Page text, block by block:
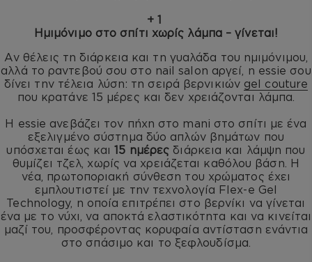
+ 1
Ημιμόνιμο στο σπίτι χωρίς λάμπα – γίνεται!
Αν θέλεις τη διάρκεια και τη γυαλάδα του ημιμόνιμου,
αλλά το ραντεβού σου στο nail salon αργεί, η essie σου
δίνει την τέλεια λύση: τη σειρά βερνικιών gel couture
που κρατάνε 15 μέρες και δεν χρειάζονται λάμπα.
Η essie ανεβάζει τον πήχη στο mani στο σπίτι με ένα
εξελιγμένο σύστημα δύο απλών βημάτων που
υπόσχεται έως και15 ημέρες διάρκεια και λάμψη που
θυμίζει τζελ, χωρίς να χρειάζεται καθόλου βάση. Η
νέα, πρωτοποριακή σύνθεση του χρώματος έχει
εμπλουτιστεί με την τεχνολογία Flex-e Gel
Technology, η οποία επιτρέπει στο βερνίκι να γίνεται
ένα με το νύχι, να αποκτά ελαστικότητα και να κινείται
μαζί του, προσφέροντας κορυφαία αντίσταση ενάντια
στο σπάσιμο και το ξεφλουδίσμα.